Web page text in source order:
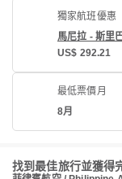
獨家航班優惠
馬尼拉 - 斯里
US$ 292.21
最低票價月
8月
找到最佳旅行並獲得